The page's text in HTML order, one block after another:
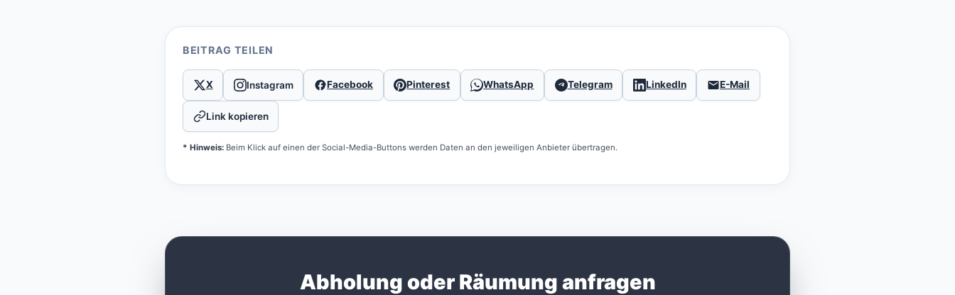
BEITRAG TEILEN
X Instagram Facebook Pinterest WhatsApp Telegram LinkedIn E-Mail
Link kopieren
* Hinweis: Beim Klick auf einen der Social-Media-Buttons werden Daten an den jeweiligen Anbieter übertragen.
Abholung oder Räumung anfragen